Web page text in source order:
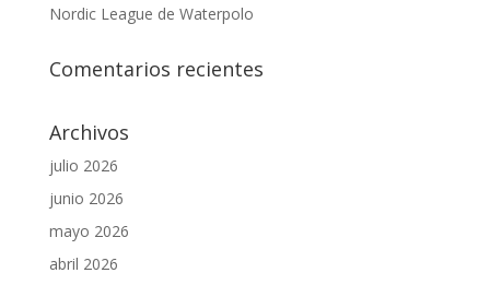
Nordic League de Waterpolo
Comentarios recientes
Archivos
julio 2026
junio 2026
mayo 2026
abril 2026